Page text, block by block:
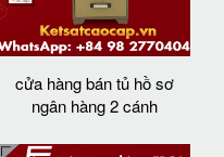
cửa hàng bán tủ hồ sơ
ngân hàng 2 cánh